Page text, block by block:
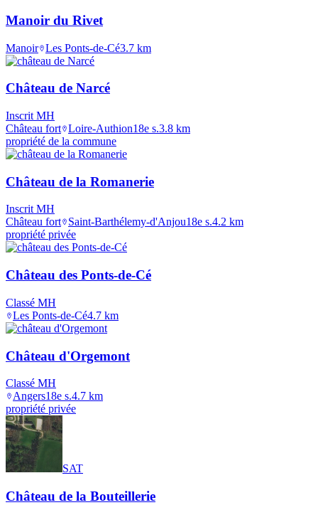
Manoir du Rivet
Manoir Les Ponts-de-Cé3.7 km
Château de Narcé
Inscrit MH
Château fort Loire-Authion18e s.3.8 km
propriété de la commune
Château de la Romanerie
Inscrit MH
Château fort
Saint-Barthélemy-d'Anjou18e s.4.2 km
propriété privée
Château des Ponts-de-Cé
Classé MH
Les Ponts-de-Cé4.7 km
Château d'Orgemont
Classé MH
Angers18e s.4.7 km
propriété privée
SAT
Château de la Bouteillerie